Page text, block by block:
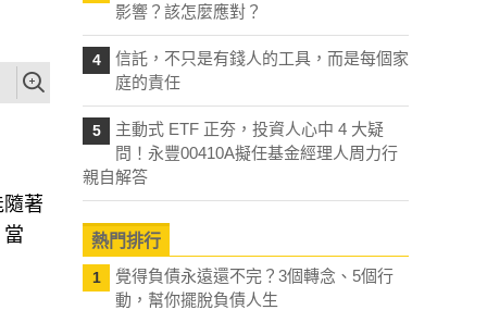
著
影響？該怎麼應對？
4
信託，不只是有錢人的工具，而是每個家
庭的責任
5
主動式 ETF 正夯，投資人心中 4 大疑
問！永豐00410A擬任基金經理人周力行
親自解答
熱門排行
1
覺得負債永遠還不完？3個轉念、5個行
動，幫你擺脫負債人生